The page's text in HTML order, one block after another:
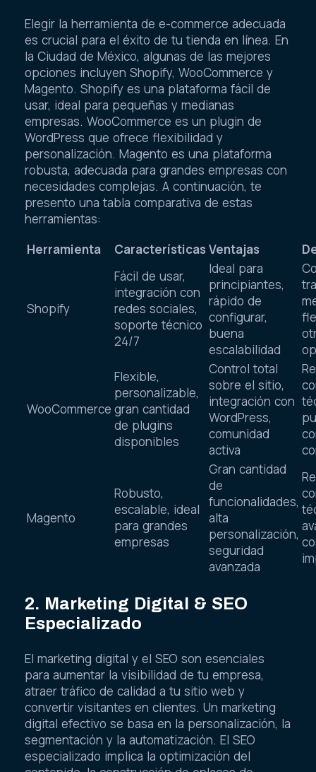
Elegir la herramienta de e-commerce adecuada
es crucial para el éxito de tu tienda en línea. En
la Ciudad de México, algunas de las mejores
opciones incluyen Shopify, WooCommerce y
Magento. Shopify es una plataforma fácil de
usar, ideal para pequeñas y medianas
empresas. WooCommerce es un plugin de
WordPress que ofrece flexibilidad y
personalización. Magento es una plataforma
robusta, adecuada para grandes empresas con
necesidades complejas. A continuación, te
presento una tabla comparativa de estas
herramientas:
Herramienta
Características Ventajas
Shopify
Fácil de usar,
integración con
redes sociales,
soporte técnico
24/7
Ideal para
principiantes,
rápido de
configurar,
buena
escalabilidad
WooCommerce
Flexible,
personalizable,
gran cantidad
de plugins
disponibles
Control total
sobre el sitio,
integración con
WordPress,
comunidad
activa
Magento
Robusto,
escalable, ideal
para grandes
empresas
Gran cantidad
de
funcionalidades,
alta
personalización,
seguridad
avanzada
2. Marketing Digital & SEO
Especializado
El marketing digital y el SEO son esenciales
para aumentar la visibilidad de tu empresa,
atraer tráfico de calidad a tu sitio web y
convertir visitantes en clientes. Un marketing
digital efectivo se basa en la personalización, la
segmentación y la automatización. El SEO
especializado implica la optimización del